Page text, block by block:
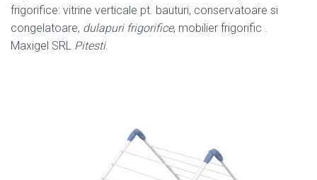
frigorifice: vitrine verticale pt. bauturi, conservatoare si
congelatoare, dulapuri frigorifice, mobilier frigorific .
Maxigel SRL Pitesti.